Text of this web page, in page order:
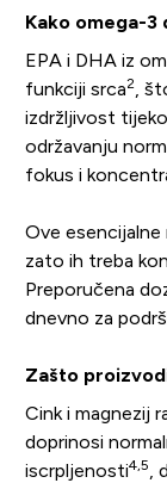
Kako omega-3
EPA i DHA iz
funkciji srca2,
izdržljivost
održavanju
fokus i
Ove esencijalne
zato ih treba
Preporučena
dnevno za
Zašto
Cink i magnezij
doprinosi
iscrpljenosti4,5,